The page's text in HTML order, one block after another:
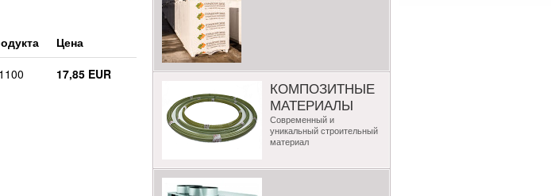
Цена
17,85 EUR
КОМПОЗИТНЫЕ
МАТЕРИАЛЫ
Современный и
уникальный строительный
материал